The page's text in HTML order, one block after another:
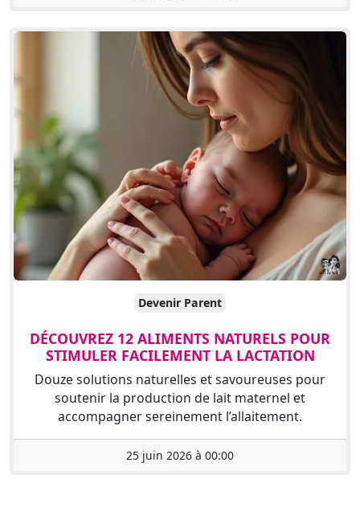
Devenir Parent
DÉCOUVREZ 12 ALIMENTS NATURELS POUR
STIMULER FACILEMENT LA LACTATION
Douze solutions naturelles et savoureuses pour
soutenir la production de lait maternel et
accompagner sereinement l’allaitement.
25 juin 2026 à 00:00